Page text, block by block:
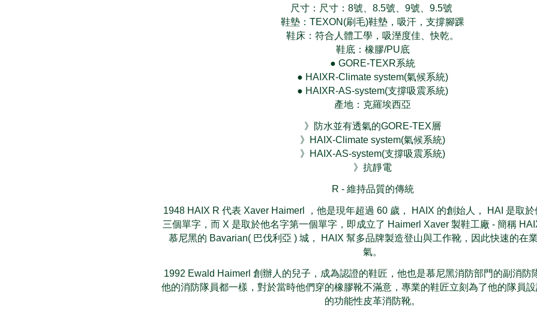
尺寸：尺寸：8號、8.5號、9號、9.5號
鞋墊：TEXON(刷毛)鞋墊，吸汗，支撐腳踝
鞋床：符合人體工學，吸溼度佳、快乾。
鞋底：橡膠/PU底
● GORE-TEXR系統
● HAIXR-Climate system(氣候系統)
● HAIXR-AS-system(支撐吸震系統)
產地：克羅埃西亞
》防水並有透氣的GORE-TEX層
》HAIX-Climate system(氣候系統)
》HAIX-AS-system(支撐吸震系統)
》抗靜電
R - 維持品質的傳統
1948 HAIX R 代表 Xaver Haimerl ，他是現年超過 60 歲， HAIX 的創始人， HAI 是取
三個單字，而 X 是取於他名字第一個單字，即成立了 Haimerl Xaver 製鞋工廠 - 簡稱
慕尼黑的 Bavarian( 巴伐利亞 ) 城， HAIX 幫多品牌製造登山與工作靴，因此快速的在
氣。
1992 Ewald Haimerl 創辦人的兒子，成為認證的鞋匠，他也是慕尼黑消防部門的副消防
他的消防隊員都一樣，對於當時他們穿的橡膠靴不滿意，專業的鞋匠立刻為了他的隊員設
的功能性皮革消防靴。